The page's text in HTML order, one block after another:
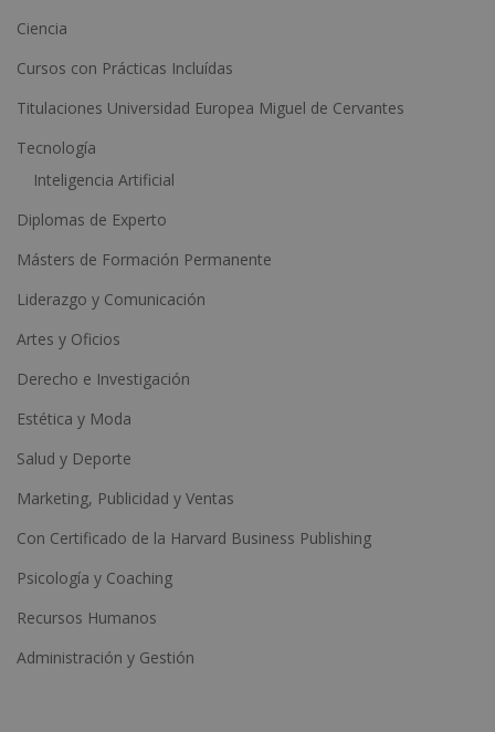
i
v
e
Ciencia
Cursos con Prácticas Incluídas
Titulaciones Universidad Europea Miguel de Cervantes
Tecnología
Inteligencia Artificial
Diplomas de Experto
Másters de Formación Permanente
Liderazgo y Comunicación
Artes y Oficios
Derecho e Investigación
Estética y Moda
Salud y Deporte
Marketing, Publicidad y Ventas
Con Certificado de la Harvard Business Publishing
Psicología y Coaching
Recursos Humanos
Administración y Gestión